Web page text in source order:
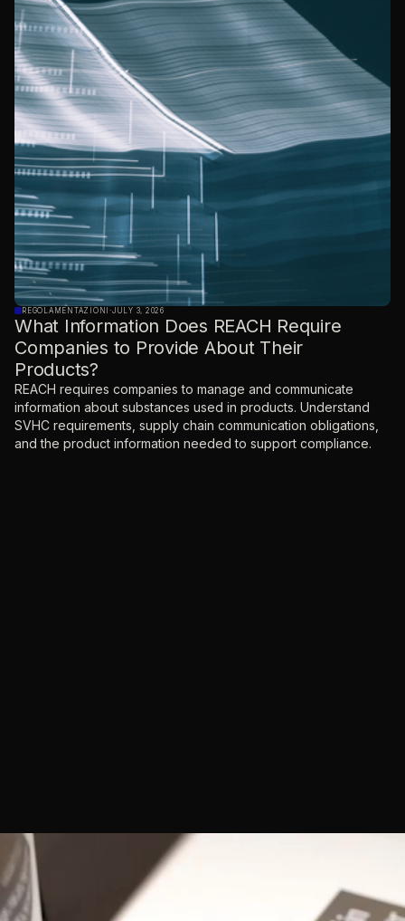
REGOLAMENTAZIONI ·JULY 3, 2026
What Information Does REACH Require
Companies to Provide About Their
Products?
REACH requires companies to manage and communicate
information about substances used in products. Understand
SVHC requirements, supply chain communication obligations,
and the product information needed to support compliance.